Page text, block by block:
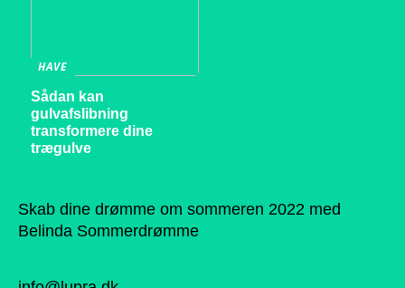
HAVE
Sådan kan
gulvafslibning
transformere dine
trægulve
Skab dine drømme om sommeren 2022 med
Belinda Sommerdrømme